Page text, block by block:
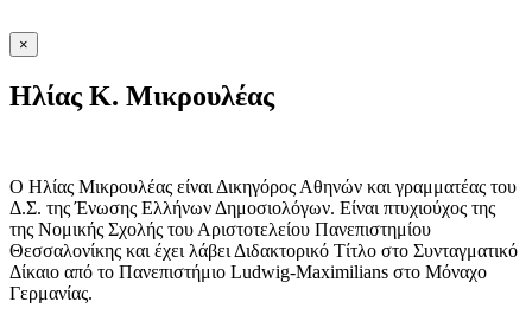
×
Ηλίας K. Μικρουλέας
Ο Ηλίας Μικρουλέας είναι Δικηγόρος Αθηνών και γραμματέας του
Δ.Σ. της Ένωσης Ελλήνων Δημοσιολόγων. Είναι πτυχιούχος της
της Νομικής Σχολής του Αριστοτελείου Πανεπιστημίου
Θεσσαλονίκης και έχει λάβει Διδακτορικό Τίτλο στο Συνταγματικό
Δίκαιο από το Πανεπιστήμιο Ludwig-Maximilians στο Μόναχο
Γερμανίας.